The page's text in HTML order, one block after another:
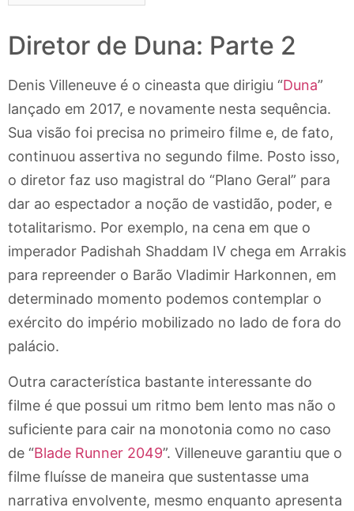
Diretor de Duna: Parte 2
Denis Villeneuve é o cineasta que dirigiu “Duna”
lançado em 2017, e novamente nesta sequência.
Sua visão foi precisa no primeiro filme e, de fato,
continuou assertiva no segundo filme. Posto isso,
o diretor faz uso magistral do “Plano Geral” para
dar ao espectador a noção de vastidão, poder, e
totalitarismo. Por exemplo, na cena em que o
imperador Padishah Shaddam IV chega em Arrakis
para repreender o Barão Vladimir Harkonnen, em
determinado momento podemos contemplar o
exército do império mobilizado no lado de fora do
palácio.
Outra característica bastante interessante do
filme é que possui um ritmo bem lento mas não o
suficiente para cair na monotonia como no caso
de “Blade Runner 2049”. Villeneuve garantiu que o
filme fluísse de maneira que sustentasse uma
narrativa envolvente, mesmo enquanto apresenta